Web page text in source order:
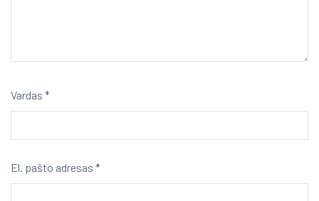
Vardas *
El. pašto adresas *